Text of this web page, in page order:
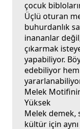
çocuk
Üçlü oturan
buhurdanlık
inananlar
çıkarmak
yapabiliyor.
edebiliyor
Melek
Yüksek
Melek demek,
kültür için